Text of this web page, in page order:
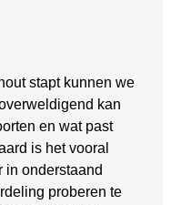
stapt kunnen we
kan
en wat past
is het vooral
in onderstaand
proberen te